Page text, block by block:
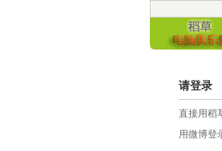
请登录
直接用稻
用微博登